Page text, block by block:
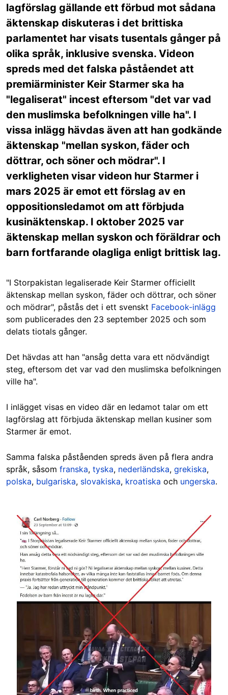
lagförslag gällande ett förbud mot sådana
äktenskap diskuteras i det brittiska
parlamentet har visats tusentals gånger på
olika språk, inklusive svenska. Videon
spreds med det falska påståendet att
premiärminister Keir Starmer ska ha
"legaliserat" incest eftersom "det var vad
den muslimska befolkningen ville ha". I
vissa inlägg hävdas även att han godkände
äktenskap "mellan syskon, fäder och
döttrar, och söner och mödrar". I
verkligheten visar videon hur Starmer i
mars 2025 är emot ett förslag av en
oppositionsledamot om att förbjuda
kusinäktenskap. I oktober 2025 var
äktenskap mellan syskon och föräldrar och
barn fortfarande olagliga enligt brittisk lag.
"I Storpakistan legaliserade Keir Starmer officiellt
äktenskap mellan syskon, fäder och döttrar, och söner
och mödrar", påstås det i ett svenskt Facebook-inlägg
som publicerades den 23 september 2025 och som
delats tiotals gånger.
Det hävdas att han "ansåg detta vara ett nödvändigt
steg, eftersom det var vad den muslimska befolkningen
ville ha".
I inlägget visas en video där en ledamot talar om ett
lagförslag att förbjuda äktenskap mellan kusiner som
Starmer är emot.
Samma falska påståenden spreds även på flera andra
språk, såsom franska, tyska, nederländska, grekiska,
polska, bulgariska, slovakiska, kroatiska och ungerska.
Image